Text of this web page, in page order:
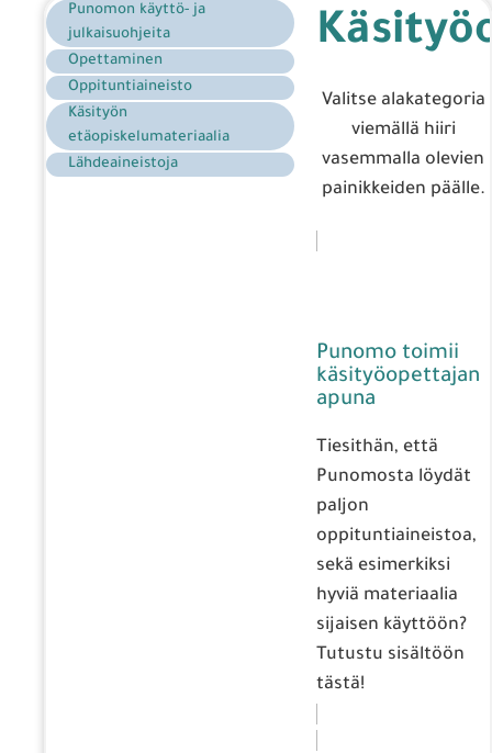
Punomon käyttö- ja
julkaisuohjeita
Opettaminen
Oppituntiaineisto
Käsityön
etäopiskelumateriaalia
Lähdeaineistoja
Valitse alakategoria
viemällä hiiri
vasemmalla olevien
painikkeiden päälle.
Punomo toimii
käsityöopettajan
apuna
Tiesithän, että
Punomosta löydät
paljon
oppituntiaineistoa,
sekä esimerkiksi
hyviä materiaalia
sijaisen käyttöön?
Tutustu sisältöön
tästä!